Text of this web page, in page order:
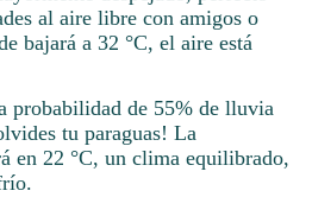
al aire libre con amigos o
bajará a 32 °C, el aire está
probabilidad de 55% de lluvia
tu paraguas! La
en 22 °C, un clima equilibrado,